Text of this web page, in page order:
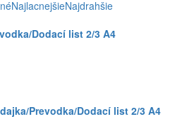
NajlacnejšieNajdrahšie
Dodací list 2/3 A4
Prevodka/Dodací list 2/3 A4